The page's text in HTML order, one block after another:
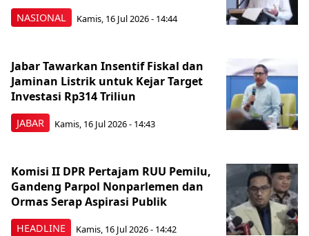
NASIONAL Kamis, 16 Jul 2026 - 14:44
JABAR
Jabar Tawarkan Insentif Fiskal dan
Jaminan Listrik untuk Kejar Target
Investasi Rp314 Triliun
Kamis, 16 Jul 2026 - 14:43
HEADLINE
Komisi II DPR Pertajam RUU Pemilu,
Gandeng Parpol Nonparlemen dan
Ormas Serap Aspirasi Publik
Kamis, 16 Jul 2026 - 14:42